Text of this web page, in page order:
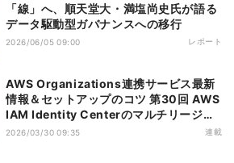
「線」へ、順天堂大・満塩尚史氏が語る
データ駆動型ガバナンスへの移行
2026/06/05 09:00 レポート
AWS Organizations連携サービス最新
情報＆セットアップのコツ 第30回 AWS
IAM Identity Centerのマルチリージョ
ンレプリケーション機能のポイント
2026/03/30 09:35 連載